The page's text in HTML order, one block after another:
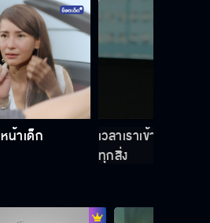
มันไง เหตุผลไม่ต้อง
วนร่วมอีกไหม
น้าเด็ก
เวลาเราเข้าฉากกัน
ทุกสิ่ง